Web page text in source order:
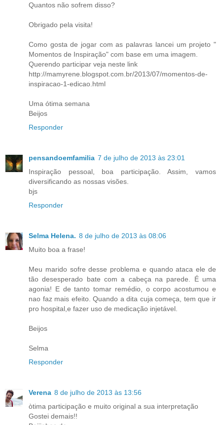
Quantos não sofrem disso?
Obrigado pela visita!
Como gosta de jogar com as palavras lancei um projeto "
Momentos de Inspiração" com base em uma imagem.
Querendo participar veja neste link
http://mamyrene.blogspot.com.br/2013/07/momentos-de-
inspiracao-1-edicao.html
Uma ótima semana
Beijos
Responder
pensandoemfamilia 7 de julho de 2013 às 23:01
Inspiração pessoal, boa participação. Assim, vamos
diversificando as nossas visões.
bjs
Responder
Selma Helena. 8 de julho de 2013 às 08:06
Muito boa a frase!
Meu marido sofre desse problema e quando ataca ele de
tão desesperado bate com a cabeça na parede. É uma
agonia! E de tanto tomar remédio, o corpo acostumou e
nao faz mais efeito. Quando a dita cuja começa, tem que ir
pro hospital,e fazer uso de medicação injetável.
Beijos
Selma
Responder
Verena 8 de julho de 2013 às 13:56
òtima participação e muito original a sua interpretação
Gostei demais!!